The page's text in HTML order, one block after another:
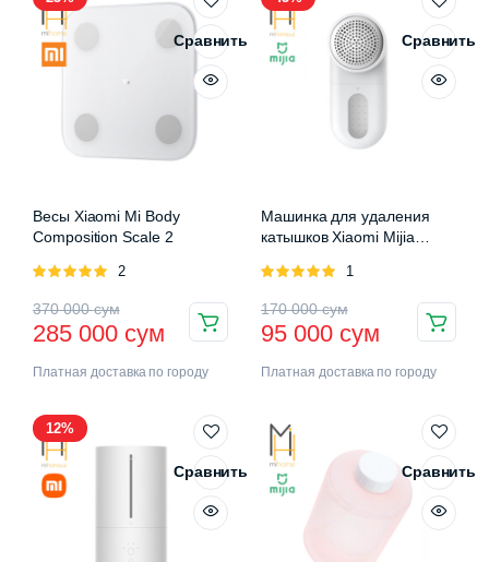
Сравнить
Весы Xiaomi Mi Body
Composition Scale 2
Оценка
2
370 000сум
285 000 сум
Платная доставка по городу
Сравнить
Машинка для удаления
катышков Xiaomi Mijia
Оценка
1
170 000сум
95 000 сум
Платная доставка по городу
12%
Сравнить Сравнить